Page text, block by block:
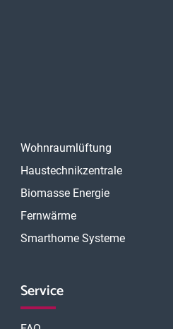
Wohnraumlüftung
Haustechnikzentrale
Biomasse Energie
Fernwärme
Smarthome Systeme
Service